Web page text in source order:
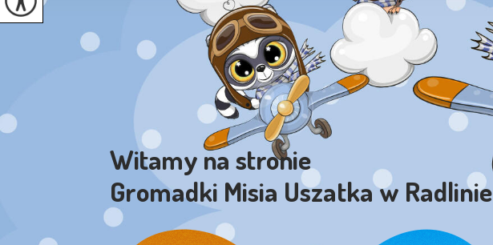
Witamy na stronie
Gromadki Misia Uszatka w Radlinie